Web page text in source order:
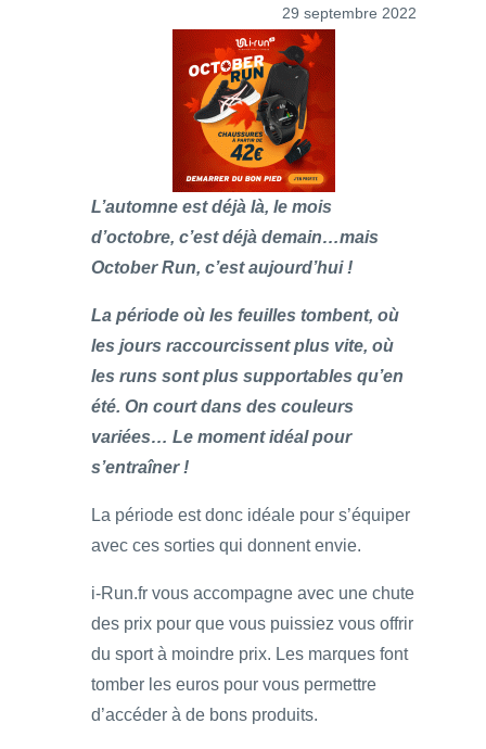
29 septembre 2022
L’automne est déjà là, le mois
d’octobre, c’est déjà demain…mais
October Run, c’est aujourd’hui !
La période où les feuilles tombent, où
les jours raccourcissent plus vite, où
les runs sont plus supportables qu’en
été. On court dans des couleurs
variées… Le moment idéal pour
s’entraîner !
La période est donc idéale pour s’équiper
avec ces sorties qui donnent envie.
i-Run.fr vous accompagne avec une chute
des prix pour que vous puissiez vous offrir
du sport à moindre prix. Les marques font
tomber les euros pour vous permettre
d’accéder à de bons produits.